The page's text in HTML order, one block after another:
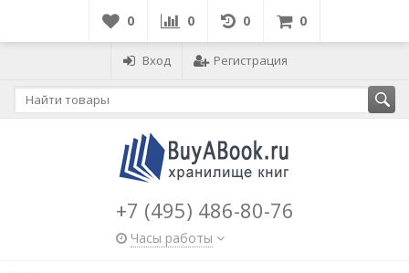
0 0 0 0
Вход Регистрация
+7 (495) 486-80-76
Часы работы